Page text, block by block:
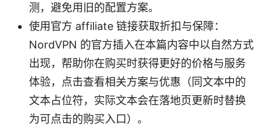
测，避免用旧的配置方案。
使用官方 affiliate 链接获取折扣与保障：
NordVPN 的官方插入在本篇内容中以自然方式
出现，帮助你在购买时获得更好的价格与服务
体验，点击查看相关方案与优惠（同文本中的
文本占位符，实际文本会在落地页更新时替换
为可点击的购买入口）。